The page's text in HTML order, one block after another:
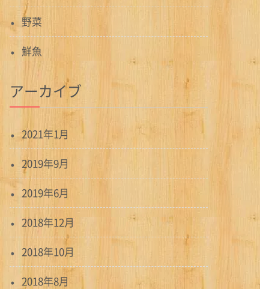
野菜
鮮魚
アーカイブ
2021年1月
2019年9月
2019年6月
2018年12月
2018年10月
2018年8月